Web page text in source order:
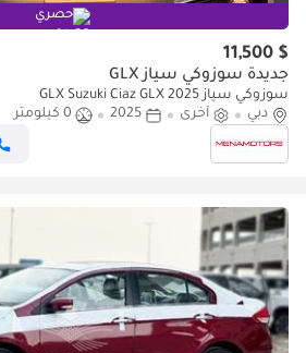
حصري
$ 11,500
جديدة سوزوكي سياز GLX
سوزوكي سياز GLX Suzuki Ciaz GLX 2025
دبي
أخرى 2025
0 كيلومتر